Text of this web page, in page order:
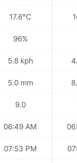
17.6°C
96%
5.8 kph
5.0 mm
9.0
06:49 AM
07:53 PM